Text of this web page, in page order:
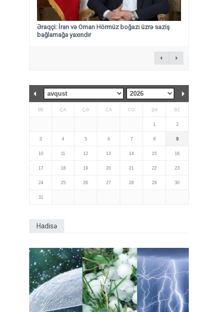
Əraqçi: İran və Oman Hörmüz boğazı üzrə saziş
bağlamağa yaxındır
BE ÇA ÇƏ CA CÜ ŞƏ BZ
1 2
3 4 5 6 7 8 9
10 11 12 13 14 15 16
17 18 19 20 21 22 23
24 25 26 27 28 29 30
31
Hadisə